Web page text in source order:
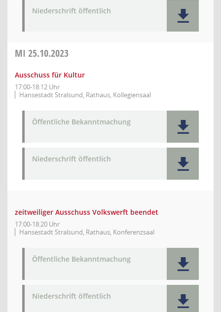
Niederschrift öffentlich
MI 25.10.2023
Ausschuss für Kultur
17:00-18:12 Uhr
Hansestadt Stralsund, Rathaus, Kollegiensaal
Öffentliche Bekanntmachung
Niederschrift öffentlich
zeitweiliger Ausschuss Volkswerft beendet
17:00-18:20 Uhr
Hansestadt Stralsund, Rathaus, Konferenzsaal
Öffentliche Bekanntmachung
Niederschrift öffentlich